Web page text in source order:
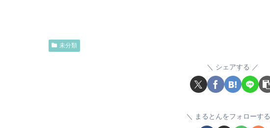
未分類
シェアする
まるとんをフォローする